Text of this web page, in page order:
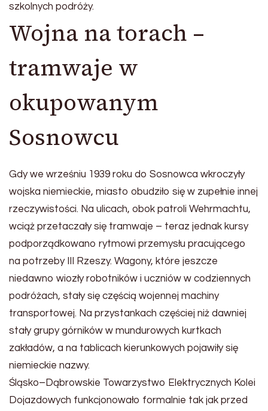
szkolnych podróży.
Wojna na torach –
tramwaje w
okupowanym
Sosnowcu
Gdy we wrześniu 1939 roku do Sosnowca wkroczyły
wojska niemieckie, miasto obudziło się w zupełnie innej
rzeczywistości. Na ulicach, obok patroli Wehrmachtu,
wciąż przetaczały się tramwaje – teraz jednak kursy
podporządkowano rytmowi przemysłu pracującego
na potrzeby III Rzeszy. Wagony, które jeszcze
niedawno wiozły robotników i uczniów w codziennych
podróżach, stały się częścią wojennej machiny
transportowej. Na przystankach częściej niż dawniej
stały grupy górników w mundurowych kurtkach
zakładów, a na tablicach kierunkowych pojawiły się
niemieckie nazwy.
Śląsko–Dąbrowskie Towarzystwo Elektrycznych Kolei
Dojazdowych funkcjonowało formalnie tak jak przed